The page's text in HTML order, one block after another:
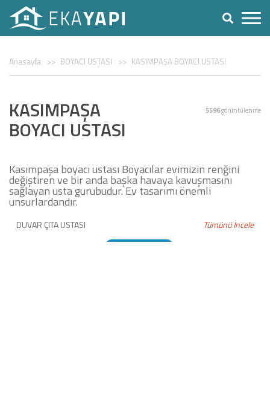
Anasayfa BOYACI USTASI KASIMPAŞA BOYACI USTASI
KASIMPAŞA
BOYACI USTASI
5596görüntülenme
Kasımpaşa boyacı ustası Boyacılar evimizin renğini
değiştiren ve bir anda başka havaya kavuşmasını
sağlayan usta gurubudur. Ev tasarımı önemli
unsurlardandır.
DUVAR ÇITA USTASI Tümünü İncele